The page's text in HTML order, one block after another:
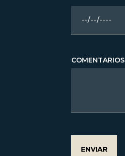
COMENTARIOS
ENVIAR